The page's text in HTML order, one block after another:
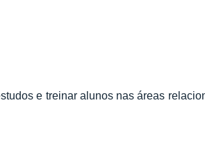
e treinar alunos nas áreas